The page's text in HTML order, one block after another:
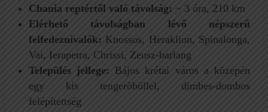
Chania reptértől való távolság: ~ 3 óra, 210 km
Elérhető távolságban lévő népszerű
felfedeznivalók: Knossos, Heraklion, Spinalonga,
Vai, Ierapetra, Chrissi, Zeusz-barlang
Település jellege: Bájos krétai város a közepén
egy kis tengeröböllel, dimbes-dombos
felépítettség